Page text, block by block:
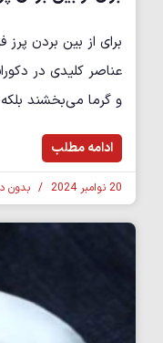
برای از بین بردن
عناصر کلیدی در
و گرما می‌بخشند بلکه
ادامه مطلب
20 نوامبر 2024 بدون